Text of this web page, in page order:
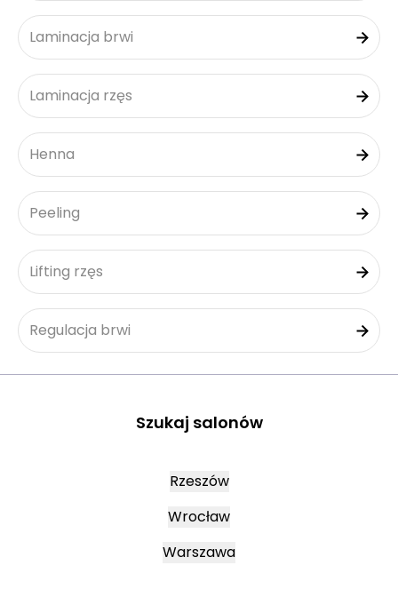
Laminacja brwi
Laminacja rzęs
Henna
Peeling
Lifting rzęs
Regulacja brwi
Szukaj salonów
Rzeszów
Wrocław
Warszawa